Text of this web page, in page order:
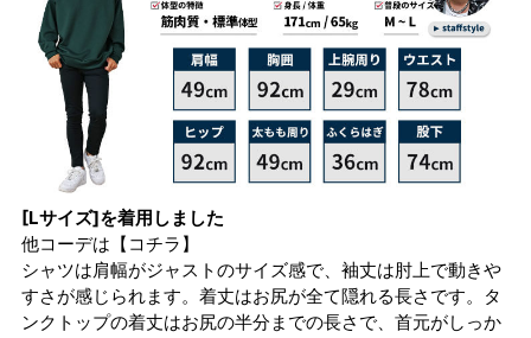
[Lサイズ]を着用しました
他コーデは 【コチラ】
シャツは肩幅がジャストのサイズ感で、袖丈は肘上で動きや
すさが感じられます。着丈はお尻が全て隠れる長さです。タ
ンクトップの着丈はお尻の半分までの長さで、首元がしっか